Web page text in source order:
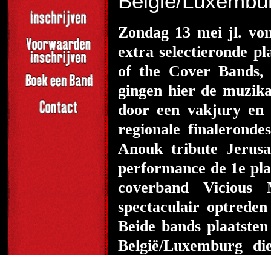
Zondag 13 mei jl.
extra selectieronde
of the Cover
gingen hier de
door een vakjury en
regionale
Anouk tribute
performance de 1e
coverband
spectaculair
Beide bands
België/Luxemburg